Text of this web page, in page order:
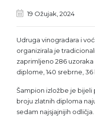
19 Ožujak, 2024
Udruga vinogradara i
organizirala je
zaprimljeno 286
diplome, 140 srebrne,
Šampion izložbe je bijeli
broju zlatnih diploma
sedam najsjajnijih